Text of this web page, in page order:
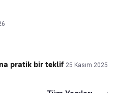
pratik bir teklif 25 Kasım 2025